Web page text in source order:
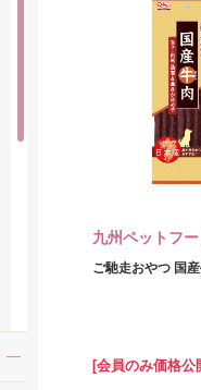
九州ペットフー
ご馳走おやつ 国
[会員のみ価格公